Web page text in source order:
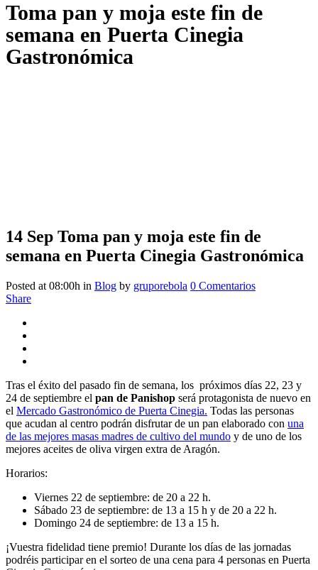
Toma pan y moja este fin de
semana en Puerta Cinegia
Gastronómica
14 Sep Toma pan y moja este fin de
semana en Puerta Cinegia Gastronómica
Posted at 08:00h in Blog by gruporebola 0 Comentarios
Share
Tras el éxito del pasado fin de semana, los próximos días 22, 23 y
24 de septiembre el pan de Panishop será protagonista de nuevo en
el Mercado Gastronómico de Puerta Cinegia. Todas las personas
que acudan al centro podrán disfrutar de un pan elaborado con una
de las mejores masas madres de cultivo del mundo y de uno de los
mejores aceites de oliva virgen extra de Aragón.
Horarios:
Viernes 22 de septiembre: de 20 a 22 h.
Sábado 23 de septiembre: de 13 a 15 h y de 20 a 22 h.
Domingo 24 de septiembre: de 13 a 15 h.
¡Vuestra fidelidad tiene premio! Durante los días de las jornadas
podréis participar en el sorteo de una cena para 4 personas en Puerta